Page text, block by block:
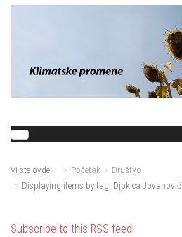
Vi ste ovde: Početak
Društvo
Displaying items by tag: Djokica Jovanović
Subscribe to this RSS feed